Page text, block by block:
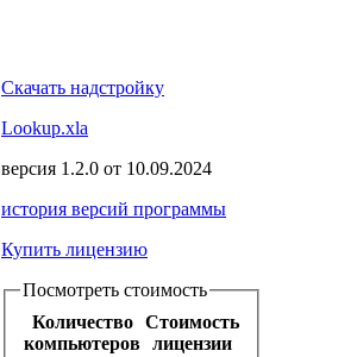
Скачать надстройку
Lookup.xla
версия 1.2.0 от 10.09.2024
история версий программы
Купить лицензию
Посмотреть стоимость
Количество
компьютеров
Стоимость
лицензии